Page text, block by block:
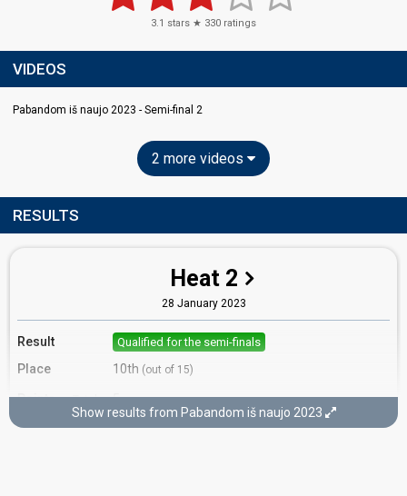
3.1 stars ★ 330 ratings
VIDEOS
Pabandom iš naujo 2023 - Semi-final 2
2 more videos
RESULTS
Heat 2
28 January 2023
Result Qualified for the semi-finals
Place 10th (out of 15)
Points Total 5
Show results from Pabandom iš naujo 2023